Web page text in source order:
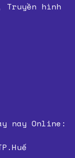
Truyền hình
nay Online: